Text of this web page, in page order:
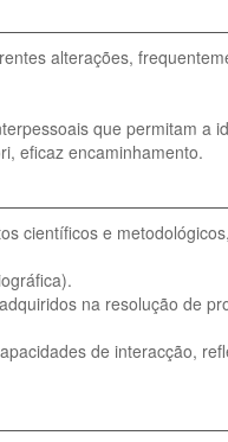
alterações,
que permitam a
eficaz encaminhamento.
científicos e metodológicos,
na resolução de
de interacção,